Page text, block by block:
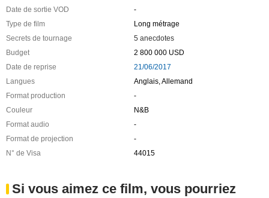
Date de sortie VOD
-
Type de film
Long métrage
Secrets de tournage
5 anecdotes
Budget
2 800 000 USD
Date de reprise
21/06/2017
Langues
Anglais, Allemand
Format production
-
Couleur
N&B
Format audio
-
Format de projection
-
N° de Visa
44015
Si vous aimez ce film, vous pourriez